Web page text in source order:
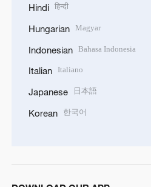
Hindi हिन्दी
Hungarian Magyar
Indonesian Bahasa Indonesia
Italian Italiano
Japanese 日本語
Korean 한국어